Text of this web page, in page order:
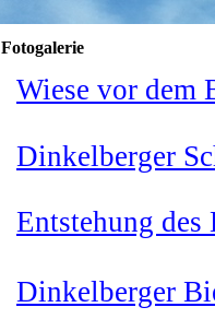
Fotogalerie
Wiese vor dem
Dinkelberger
Entstehung
Dinkelberger